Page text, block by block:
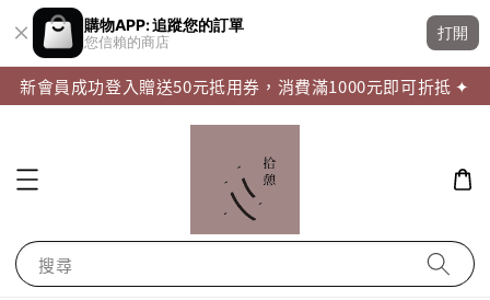
購物APP: 追蹤您的訂單
您信賴的商店
打開
新會員成功登入贈送50元抵用券，消費滿1000元即可折抵 ✦
搜尋